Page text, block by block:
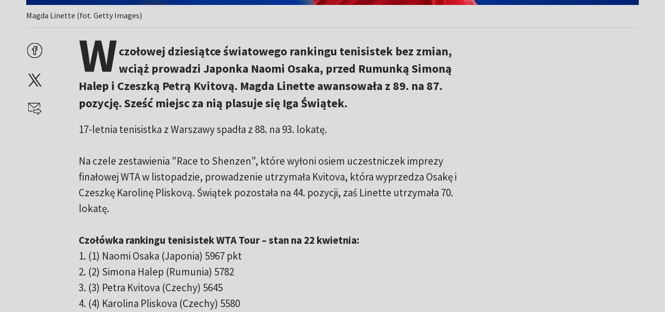
Magda Linette (fot. Getty Images)
Wczołowej dziesiątce światowego rankingu tenisistek bez zmian,
wciąż prowadzi Japonka Naomi Osaka, przed Rumunką Simoną
Halep i Czeszką Petrą Kvitovą. Magda Linette awansowała z 89. na 87.
pozycję. Sześć miejsc za nią plasuje się Iga Świątek.
17-letnia tenisistka z Warszawy spadła z 88. na 93. lokatę.
Na czele zestawienia "Race to Shenzen", które wyłoni osiem uczestniczek imprezy
finałowej WTA w listopadzie, prowadzenie utrzymała Kvitova, która wyprzedza Osakę i
Czeszkę Karolinę Pliskovą. Świątek pozostała na 44. pozycji, zaś Linette utrzymała 70.
lokatę.
Czołówka rankingu tenisistek WTA Tour – stan na 22 kwietnia:
1. (1) Naomi Osaka (Japonia) 5967 pkt
2. (2) Simona Halep (Rumunia) 5782
3. (3) Petra Kvitova (Czechy) 5645
4. (4) Karolina Pliskova (Czechy) 5580